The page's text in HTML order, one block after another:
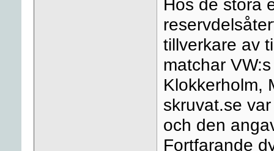
Hos de stora
tillverkare av
matchar
Klokkerholm,
skruvat.se
och den
Fortfarande